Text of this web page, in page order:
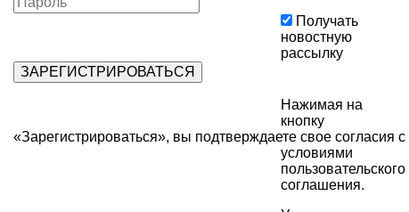
Получать
новостную
рассылку
Нажимая на
кнопку
«Зарегистрироваться», вы подтверждаете свое согласия с
условиями
пользовательского
соглашения.